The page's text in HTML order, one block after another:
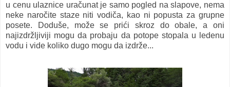
u cenu ulaznice uračunat je samo pogled na slapove, nema
neke naročite staze niti vodiča, kao ni popusta za grupne
posete. Doduše, može se prići skroz do obale, a oni
najizdržljiviji mogu da probaju da potope stopala u ledenu
vodu i vide koliko dugo mogu da izdrže...